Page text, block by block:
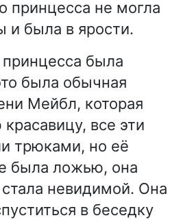
принцесса не могла
и была в ярости.
была
была обычная
Мейбл, которая
все эти
трюками, но её
была ложью, она
невидимой. Она
в беседку